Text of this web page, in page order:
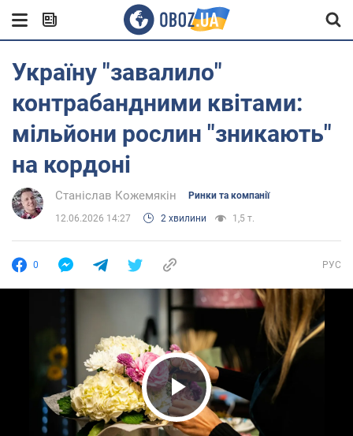
Україну "завалило"
контрабандними квітами:
мільйони рослин "зникають"
на кордоні
Станіслав Кожемякін Ринки та компанії
12.06.2026 14:27 2 хвилини 1,5 т.
0 РУС
Play Video